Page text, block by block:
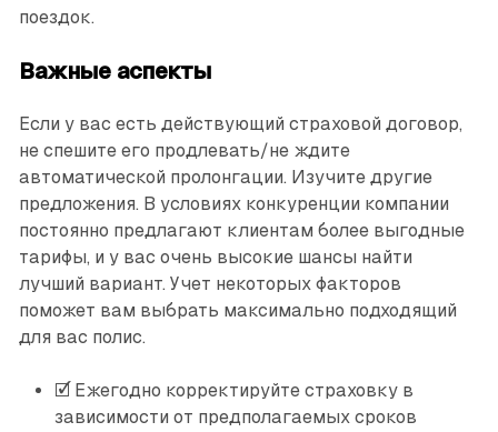
поездок.
Важные аспекты
Если у вас есть действующий страховой договор,
не спешите его продлевать/не ждите
автоматической пролонгации. Изучите другие
предложения. В условиях конкуренции компании
постоянно предлагают клиентам более выгодные
тарифы, и у вас очень высокие шансы найти
лучший вариант. Учет некоторых факторов
поможет вам выбрать максимально подходящий
для вас полис.
🗹 Ежегодно корректируйте страховку в
зависимости от предполагаемых сроков